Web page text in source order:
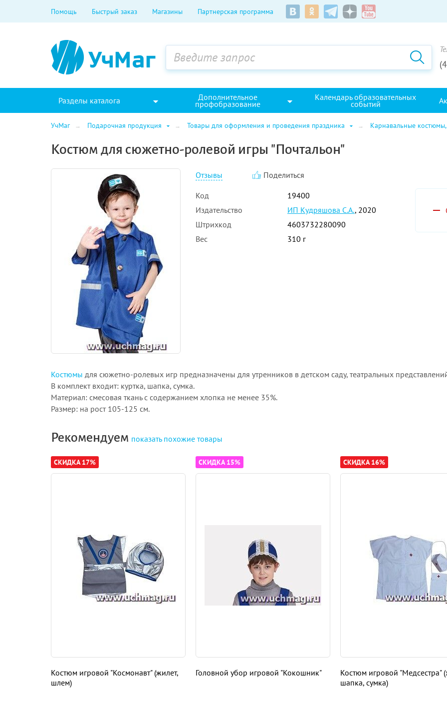
Помощь Быстрый заказ Магазины Партнерская программа
Разделы каталога Дополнительное
профобразование
Календарь образовательных
событий
УчМаг Подарочная продукция Товары для оформления и проведения праздника Карнавальные
Костюм для сюжетно-ролевой игры "Почтальон"
Отзывы Поделиться
Код
19400
Издательство
ИП Кудряшова С.А., 2020
Штрихкод
4603732280090
Вес
310 г
Костюмы для сюжетно-ролевых игр предназначены для утренников в детском саду, театральных
В комплект входит: куртка, шапка, сумка.
Материал: смесовая ткань с содержанием хлопка не менее 35%.
Размер: на рост 105-125 см.
Рекомендуем показатьпохожие товары
СКИДКА 17%
Костюм игровой "Космонавт" (жилет,
шлем)
СКИДКА 15%
Головной убор игровой "Кокошник"
СКИДКА 16%
Костюм игровой "Медсестра"
шапка, сумка)